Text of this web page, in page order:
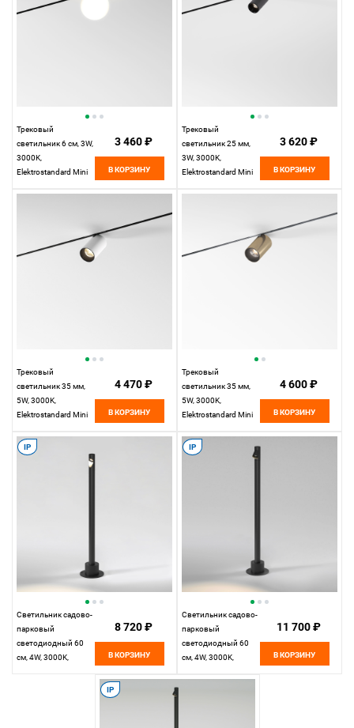
Трековый
светильник 6 см, 3W,
3000K,
Elektrostandard Mini
3 460 ₽
В КОРЗИНУ
Трековый
светильник 25 мм,
3W, 3000K,
Elektrostandard Mini
3 620 ₽
В КОРЗИНУ
Трековый
светильник 35 мм,
5W, 3000K,
Elektrostandard Mini
белый/черный
4 470 ₽
В КОРЗИНУ
Трековый
светильник 35 мм,
5W, 3000K,
Elektrostandard Mini
латунь/черный
4 600 ₽
В КОРЗИНУ
IP
Светильник садово-
парковый
светодиодный 60
см, 4W, 3000K,
8 720 ₽
В КОРЗИНУ
IP
Светильник садово-
парковый
светодиодный 60
см, 4W, 3000K,
11 700 ₽
В КОРЗИНУ
IP